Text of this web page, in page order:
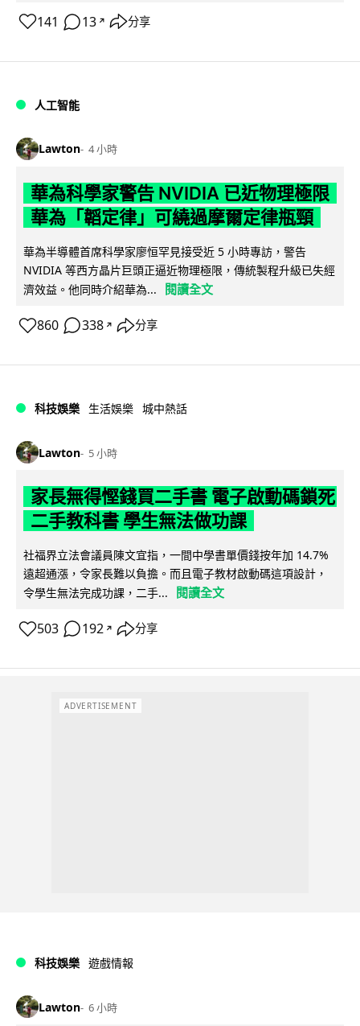
141 13 ↗ 分享
人工智能
Lawton 4 小時
華為科學家警告 NVIDIA 已近物理極限
華為「韜定律」可繞過摩爾定律瓶頸
華為半導體首席科學家廖恒罕見接受近 5 小時專訪，警告
NVIDIA 等西方晶片巨頭正逼近物理極限，傳統製程升級已失經
濟效益。他同時介紹華為...
閱讀全文
860 338 ↗ 分享
科技娛樂 生活娛樂 城中熱話
Lawton 5 小時
家長無得慳錢買二手書 電子啟動碼鎖死
二手教科書 學生無法做功課
社福界立法會議員陳文宜指，一間中學書單價錢按年加 14.7%
遠超通漲，令家長難以負擔。而且電子教材啟動碼這項設計，
令學生無法完成功課，二手...
閱讀全文
503 192 ↗ 分享
ADVERTISEMENT
科技娛樂 遊戲情報
Lawton 6 小時